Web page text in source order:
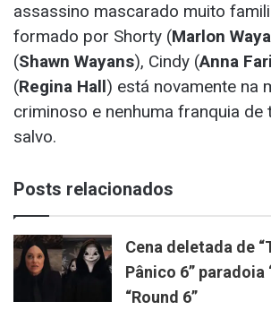
assassino mascarado muito
formado por Shorty (Marlon
(Shawn Wayans), Cindy (Anna
(Regina Hall) está novamente na
criminoso e nenhuma franquia de
salvo.
Posts relacionados
Cena deletada de
Pânico 6” paradoia
“Round 6”